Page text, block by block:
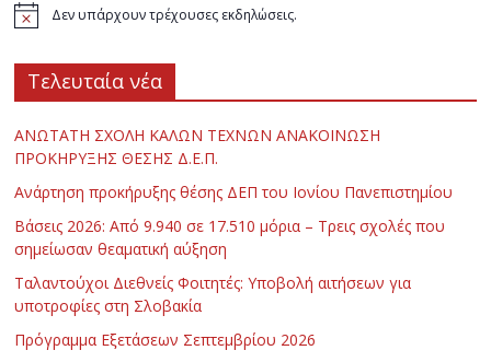
Δεν υπάρχουν τρέχουσες εκδηλώσεις.
Τελευταία νέα
ΑΝΩΤΑΤΗ ΣΧΟΛΗ ΚΑΛΩΝ ΤΕΧΝΩΝ ΑΝΑΚΟΙΝΩΣΗ
ΠΡΟΚΗΡΥΞΗΣ ΘΕΣΗΣ Δ.Ε.Π.
Ανάρτηση προκήρυξης θέσης ΔΕΠ του Ιονίου Πανεπιστημίου
Βάσεις 2026: Από 9.940 σε 17.510 μόρια – Τρεις σχολές που
σημείωσαν θεαματική αύξηση
Ταλαντούχοι Διεθνείς Φοιτητές: Υποβολή αιτήσεων για
υποτροφίες στη Σλοβακία
Πρόγραμμα Εξετάσεων Σεπτεμβρίου 2026